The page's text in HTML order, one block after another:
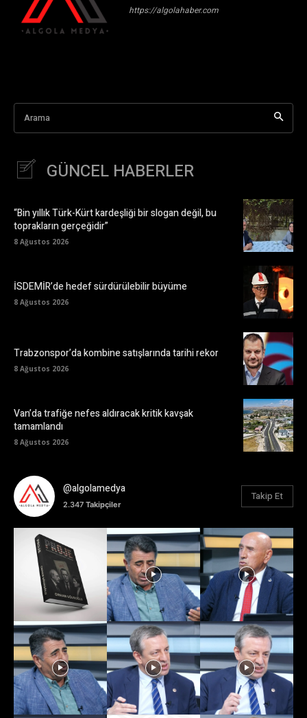
https://algolahaber.com
Arama
GÜNCEL HABERLER
“Bin yıllık Türk-Kürt kardeşliği bir slogan değil, bu
toprakların gerçeğidir”
8 Ağustos 2026
İSDEMİR’de hedef sürdürülebilir büyüme
8 Ağustos 2026
Trabzonspor’da kombine satışlarında tarihi rekor
8 Ağustos 2026
Van’da trafiğe nefes aldıracak kritik kavşak
tamamlandı
8 Ağustos 2026
@algolamedya
2.347 Takipçiler
Takip Et